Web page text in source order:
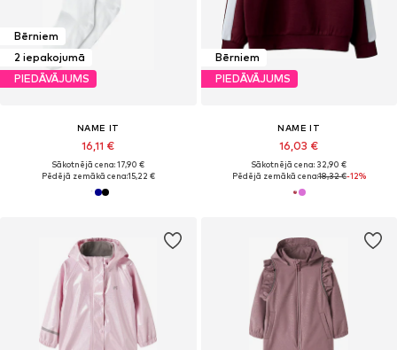
Bērniem
2 iepakojumā
PIEDĀVĀJUMS
NAME IT
16,11 €
Sākotnējā cena: 17,90 €
Pēdējā zemākā cena:15,22 €
Bērniem
PIEDĀVĀJUMS
NAME IT
16,03 €
Sākotnējā cena: 32,90 €
Pēdējā zemākā cena:18,32 €-12%